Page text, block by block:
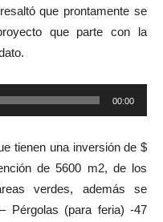
que prontamente se
que parte con la
00:00
tienen una inversión de $
de 5600 m2, de los
verdes, además se
Pérgolas (para feria) -47